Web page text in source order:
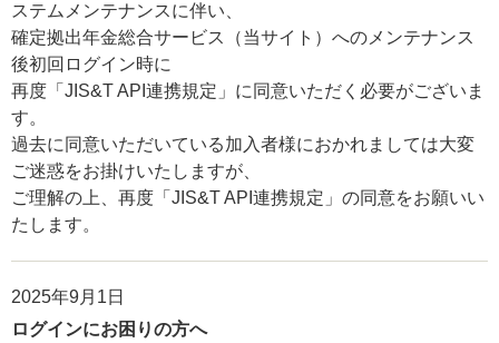
ステムメンテナンスに伴い、
確定拠出年金総合サービス（当サイト）へのメンテナンス
後初回ログイン時に
再度「JIS&T API連携規定」に同意いただく必要がございま
す。
過去に同意いただいている加入者様におかれましては大変
ご迷惑をお掛けいたしますが、
ご理解の上、再度「JIS&T API連携規定」の同意をお願いい
たします。
2025年9月1日
ログインにお困りの方へ